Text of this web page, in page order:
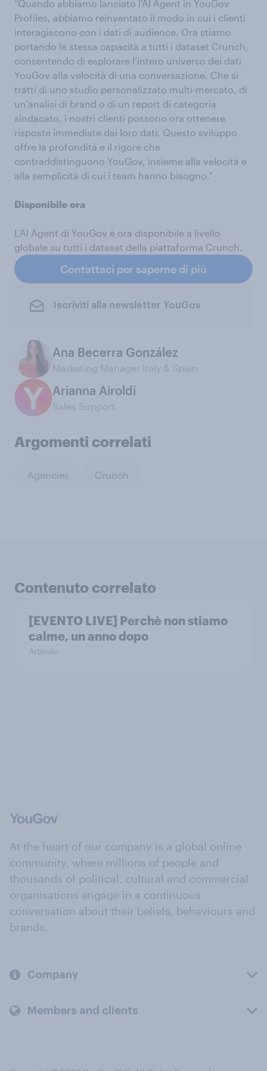
“Quando abbiamo lanciato l’AI Agent in YouGov
Profiles, abbiamo reinventato il modo in cui i clienti
interagiscono con i dati di audience. Ora stiamo
portando la stessa capacità a tutti i dataset Crunch,
consentendo di esplorare l’intero universo dei dati
YouGov alla velocità di una conversazione. Che si
tratti di uno studio personalizzato multi-mercato, di
un’analisi di brand o di un report di categoria
sindacato, i nostri clienti possono ora ottenere
risposte immediate dai loro dati. Questo sviluppo
offre la profondità e il rigore che
contraddistinguono YouGov, insieme alla velocità e
alla semplicità di cui i team hanno bisogno.”
Disponibile ora
L’AI Agent di YouGov è ora disponibile a livello
globale su tutti i dataset della piattaforma Crunch.
Contattaci per saperne di più
Iscriviti alla newsletter YouGov
Ana Becerra González
Marketing Manager Italy & Spain
Arianna Airoldi
Sales Support
Argomenti correlati
Agencies Crunch
Contenuto correlato
[EVENTO LIVE] Perchè non stiamo
calme, un anno dopo
Articolo
At the heart of our company is a global online
community, where millions of people and
thousands of political, cultural and commercial
organisations engage in a continuous
conversation about their beliefs, behaviours and
brands.
Company
Members and clients